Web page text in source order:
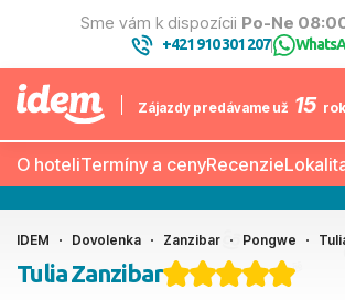
Sme vám k dispozícii Po-Ne
+421 910 301 207|
Zájazdy predávame už 15
O hoteliTermíny a cenyRecenzie
IDEM Dovolenka Zanzibar Pongwe
Tulia Zanzibar